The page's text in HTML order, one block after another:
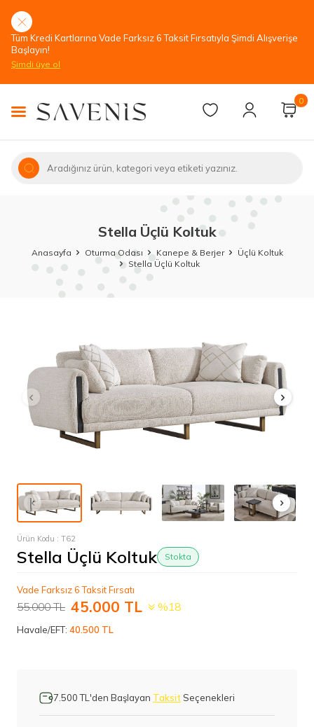
Tüm Kredi Kartlarına Vade Farksız 6 Taksit Fırsatıyla Şimdi Alışverişe
Başlayın!
Şimdi üye ol
0
Stella Üçlü Koltuk
Anasayfa Oturma Odası Kanepe & Berjer
Üçlü Koltuk
Stella Üçlü Koltuk
Ürün Kodu : T62
Stella Üçlü Koltuk Stokta
Vade Farksız 6 Taksit Fırsatı
55.000TL 45.000 TL %18
Havale/EFT: 40.500 TL
7.500 TL'den Başlayan Taksit Seçenekleri